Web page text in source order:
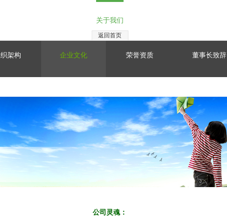
关于我们
返回首页
架构 企业文化 荣誉资质 董事长致辞
公司灵魂：